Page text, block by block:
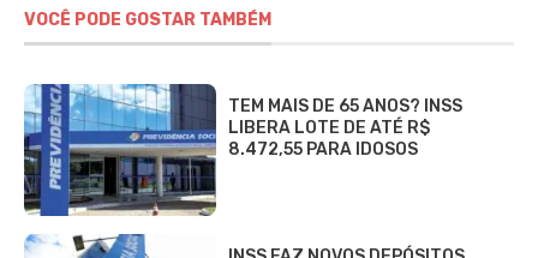
VOCÊ PODE GOSTAR TAMBÉM
TEM MAIS DE 65 ANOS? INSS
LIBERA LOTE DE ATÉ R$
8.472,55 PARA IDOSOS